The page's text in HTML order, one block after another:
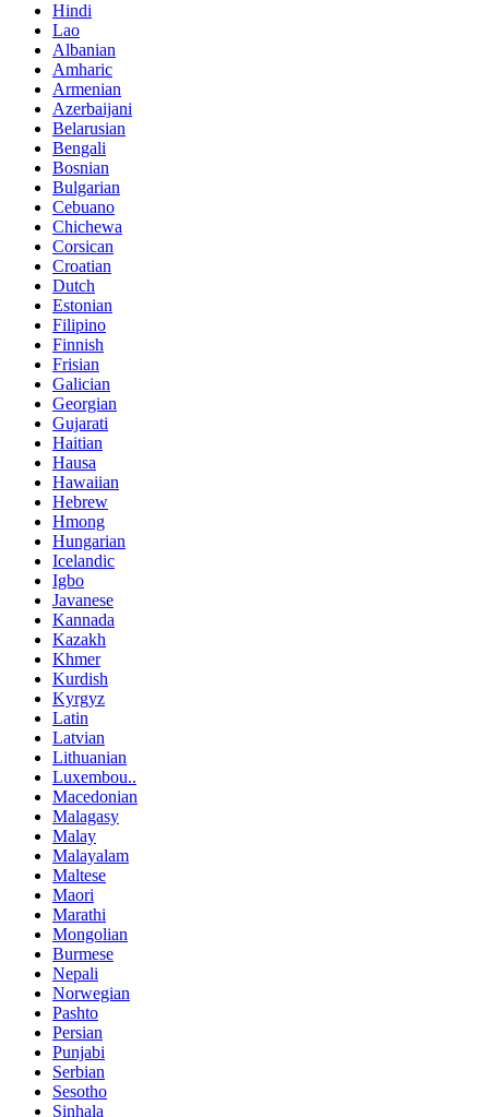
Hindi
Lao
Albanian
Amharic
Armenian
Azerbaijani
Belarusian
Bengali
Bosnian
Bulgarian
Cebuano
Chichewa
Corsican
Croatian
Dutch
Estonian
Filipino
Finnish
Frisian
Galician
Georgian
Gujarati
Haitian
Hausa
Hawaiian
Hebrew
Hmong
Hungarian
Icelandic
Igbo
Javanese
Kannada
Kazakh
Khmer
Kurdish
Kyrgyz
Latin
Latvian
Lithuanian
Luxembou..
Macedonian
Malagasy
Malay
Malayalam
Maltese
Maori
Marathi
Mongolian
Burmese
Nepali
Norwegian
Pashto
Persian
Punjabi
Serbian
Sesotho
Sinhala